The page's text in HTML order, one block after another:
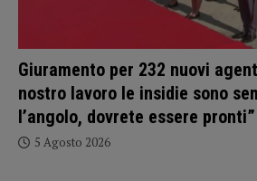
Giuramento per 232 nuovi
nostro lavoro le insidie sono
l’angolo, dovrete essere pronti”
5 Agosto 2026